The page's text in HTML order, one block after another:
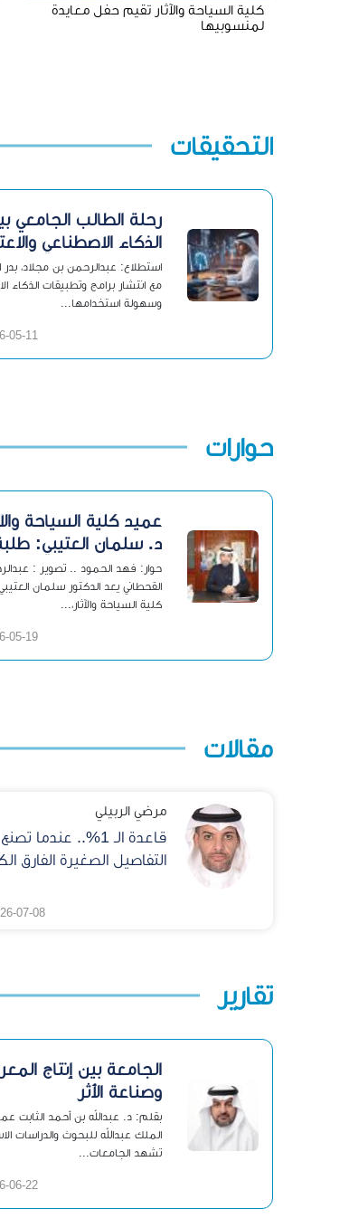
كلية السياحة والآثار تقيم حفل معايدة
لمنسوبيها
التحقيقات
رحلة الطالب الجامعي
الذكاء الاصطناعي
الذاتي
استطلاع: عبدالرحمن بن مجلاد، بدر
مع انتشار برامج وتطبيقات الذكاء
وسهولة استخدامها...
11 09:54
حوارات
عميد كلية السياحة
د. سلمان
الكلية يعيشون «الفترة
الذهبية»
حوار: فهد الحمود .. تصوير :
القحطاني يعد الدكتور سلمان
كلية السياحة والآثار،...
19 09:37
مقالات
مرضي الربيلي
قاعدة الـ 1%.. عندما تصنع
التفاصيل الصغيرة الفارق
07-08 01:35
تقارير
الجامعة بين إنتاج
وصناعة الأثر
بقلم: د. عبدالله بن أحمد الثابت
الملك عبدالله للبحوث والدراسات
تشهد الجامعات...
22 01:48